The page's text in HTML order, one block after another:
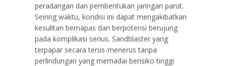
peradangan dan pembentukan jaringan parut.
Seiring waktu, kondisi ini dapat mengakibatkan
kesulitan bernapas dan berpotensi berujung
pada komplikasi serius. Sandblaster yang
terpapar secara terus-menerus tanpa
perlindungan yang memadai berisiko tinggi